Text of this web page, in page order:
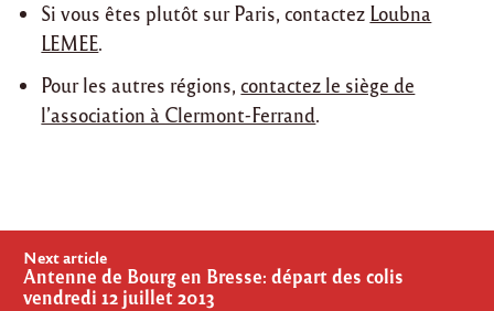
Si vous êtes plutôt sur Paris, contactez Loubna
LEMEE.
Pour les autres régions,contactez le siège de
l’association à Clermont-Ferrand.
Post
navigation
Next article
Antenne de Bourg en Bresse: départ des colis
vendredi 12 juillet 2013